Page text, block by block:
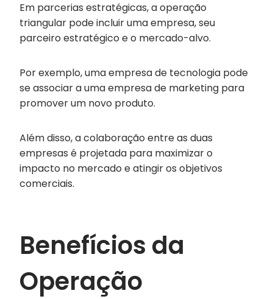
Em parcerias estratégicas, a operação
triangular pode incluir uma empresa, seu
parceiro estratégico e o mercado-alvo.
Por exemplo, uma empresa de tecnologia pode
se associar a uma empresa de marketing para
promover um novo produto.
Além disso, a colaboração entre as duas
empresas é projetada para maximizar o
impacto no mercado e atingir os objetivos
comerciais.
Benefícios da
Operação